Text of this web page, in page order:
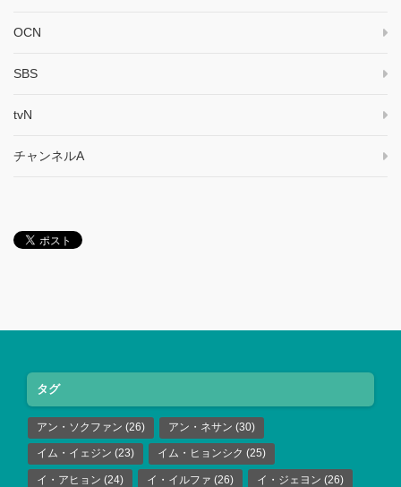
OCN
SBS
tvN
チャンネルA
タグ
アン・ソクファン (26) アン・ネサン (30)
イム・イェジン (23) イム・ヒョンシク (25)
イ・アヒョン (24) イ・イルファ (26) イ・ジェヨン (26)